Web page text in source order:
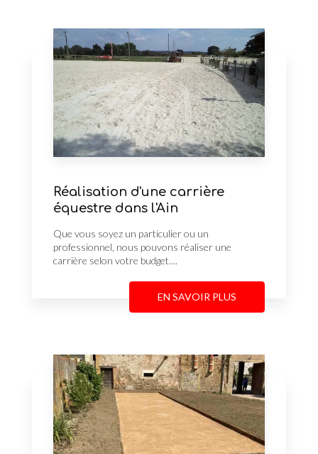
Réalisation d'une carrière
équestre dans l'Ain
Que vous soyez un particulier ou un
professionnel, nous pouvons réaliser une
carrière selon votre budget....
EN SAVOIR PLUS